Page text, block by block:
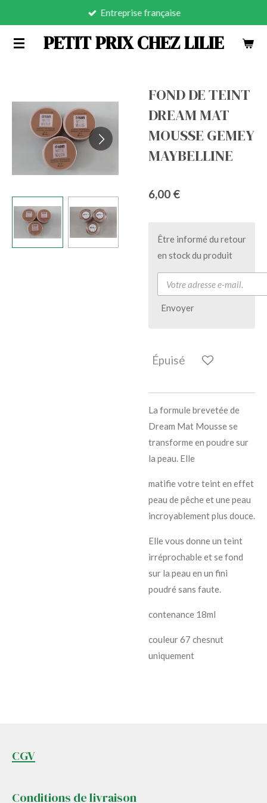
contenu
PETIT PRIX CHEZ LILIE
Entreprise française
FOND DE TEINT
DREAM MAT
MOUSSE GEMEY
MAYBELLINE
6,00 €
Être informé du retour
en stock du produit
Envoyer
Épuisé
La formule brevetée de
Dream Mat Mousse se
transforme en poudre sur
la peau. Elle
matifie votre teint en effet
peau de pêche et une peau
incroyablement plus douce.
Elle vous donne un teint
irréprochable et se fond
sur la peau en un fini
poudré sans faute.
contenance 18ml
couleur 67 chesnut
uniquement
CGV
Conditions de livraison